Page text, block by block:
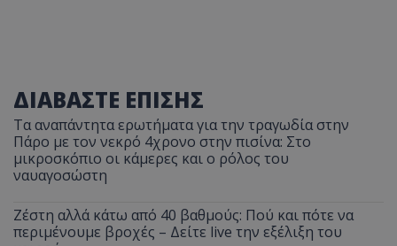
ΔΙΑΒΑΣΤΕ ΕΠΙΣΗΣ
Τα αναπάντητα ερωτήματα για την τραγωδία στην
Πάρο με τον νεκρό 4χρονο στην πισίνα: Στο
μικροσκόπιο οι κάμερες και ο ρόλος του
ναυαγοσώστη
Ζέστη αλλά κάτω από 40 βαθμούς: Πού και πότε να
περιμένουμε βροχές – Δείτε live την εξέλιξη του